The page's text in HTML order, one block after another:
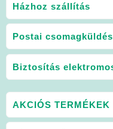
Házhoz szállítás
Postai csomagküldés
Biztosítás
AKCIÓS TERMÉKEK